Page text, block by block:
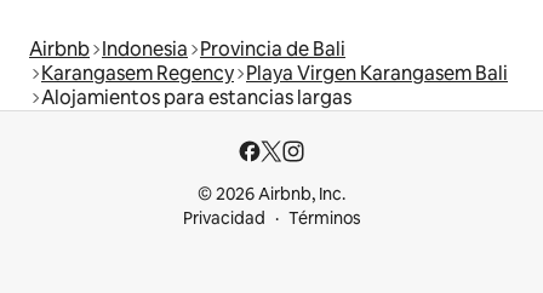
Airbnb Indonesia Provincia de Bali
Karangasem Regency Playa Virgen Karangasem Bali
Alojamientos para estancias largas
© 2026 Airbnb, Inc.
Privacidad
Términos